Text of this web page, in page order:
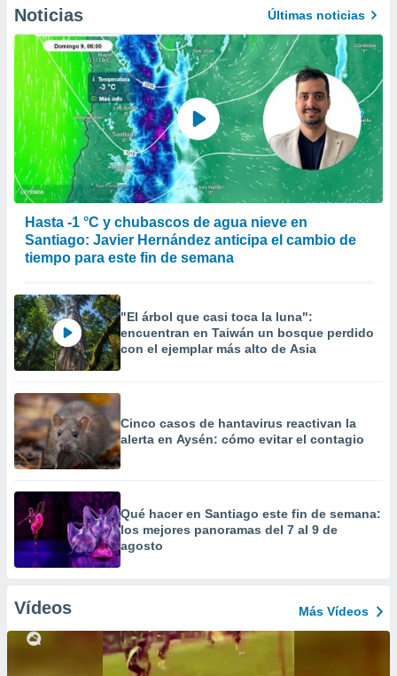
Noticias Últimas noticias
Hasta -1 °C y chubascos de agua nieve en
Santiago: Javier Hernández anticipa el cambio de
tiempo para este fin de semana
"El árbol que casi toca la luna":
encuentran en Taiwán un bosque perdido
con el ejemplar más alto de Asia
Cinco casos de hantavirus reactivan la
alerta en Aysén: cómo evitar el contagio
Qué hacer en Santiago este fin de semana:
los mejores panoramas del 7 al 9 de
agosto
Vídeos Más Vídeos